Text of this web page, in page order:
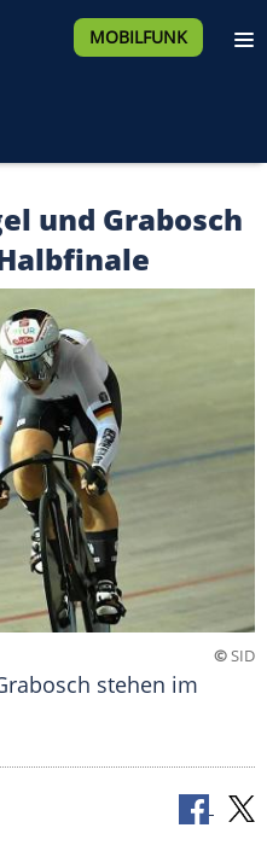
MOBILFUNK
und Grabosch
©SID
stehen im